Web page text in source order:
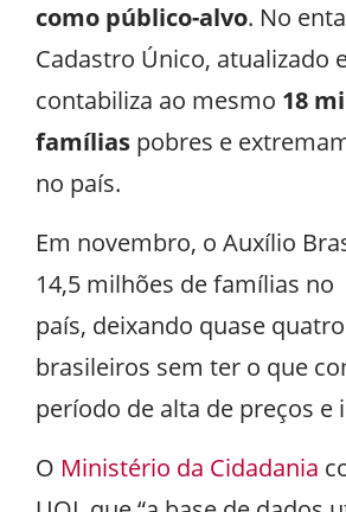
como público-alvo. No
Cadastro Único, atualizado
contabiliza ao mesmo 18
famílias pobres e
no país.
Em novembro, o Auxílio
14,5 milhões de famílias no
país, deixando quase
brasileiros sem ter o que
período de alta de preços e
O Ministério da Cidadania